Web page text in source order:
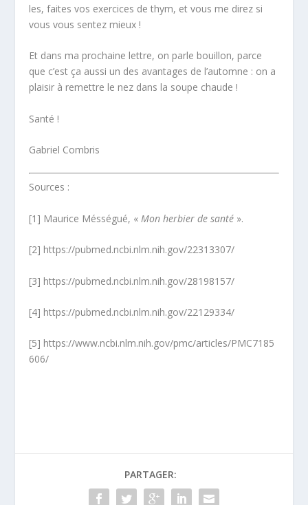
les, faites vos exercices de thym, et vous me direz si
vous vous sentez mieux !
Et dans ma prochaine lettre, on parle bouillon, parce
que c’est ça aussi un des avantages de l’automne : on a
plaisir à remettre le nez dans la soupe chaude !
Santé !
Gabriel Combris
Sources :
[1] Maurice Mésségué, «Mon herbier de santé ».
[2] https://pubmed.ncbi.nlm.nih.gov/22313307/
[3] https://pubmed.ncbi.nlm.nih.gov/28198157/
[4] https://pubmed.ncbi.nlm.nih.gov/22129334/
[5] https://www.ncbi.nlm.nih.gov/pmc/articles/PMC7185
606/
PARTAGER: